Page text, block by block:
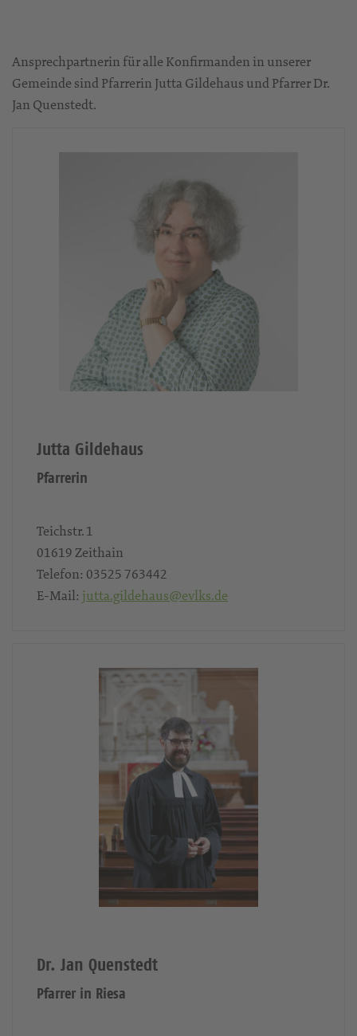
Ansprechpartnerin für alle Konfirmanden in unserer
Gemeinde sind Pfarrerin Jutta Gildehaus und Pfarrer Dr.
Jan Quenstedt.
Jutta Gildehaus
Pfarrerin
Teichstr. 1
01619Zeithain
Telefon: 03525 763442
E-Mail: jutta.gildehaus@evlks.de
Dr. Jan Quenstedt
Pfarrer in Riesa